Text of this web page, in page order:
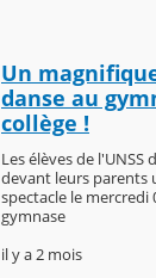
Un
danse au
collège !
Les élèves de
devant leurs parents
spectacle le mercredi
gymnase
il y a 2 mois